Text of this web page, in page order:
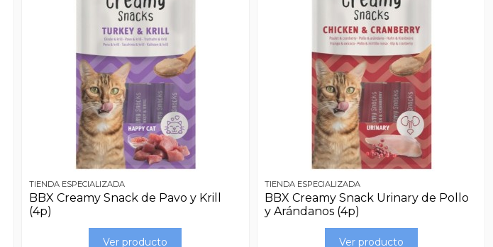
TIENDA ESPECIALIZADA
BBX Creamy Snack de Pavo y Krill
(4p)
Ver producto
TIENDA ESPECIALIZADA
BBX Creamy Snack Urinary de Pollo
y Arándanos (4p)
Ver producto